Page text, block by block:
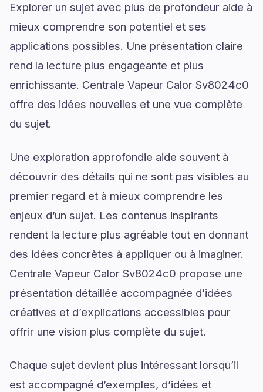
Explorer un sujet avec plus de profondeur aide à
mieux comprendre son potentiel et ses
applications possibles. Une présentation claire
rend la lecture plus engageante et plus
enrichissante. Centrale Vapeur Calor Sv8024c0
offre des idées nouvelles et une vue complète
du sujet.
Une exploration approfondie aide souvent à
découvrir des détails qui ne sont pas visibles au
premier regard et à mieux comprendre les
enjeux d’un sujet. Les contenus inspirants
rendent la lecture plus agréable tout en donnant
des idées concrètes à appliquer ou à imaginer.
Centrale Vapeur Calor Sv8024c0 propose une
présentation détaillée accompagnée d’idées
créatives et d’explications accessibles pour
offrir une vision plus complète du sujet.
Chaque sujet devient plus intéressant lorsqu’il
est accompagné d’exemples, d’idées et